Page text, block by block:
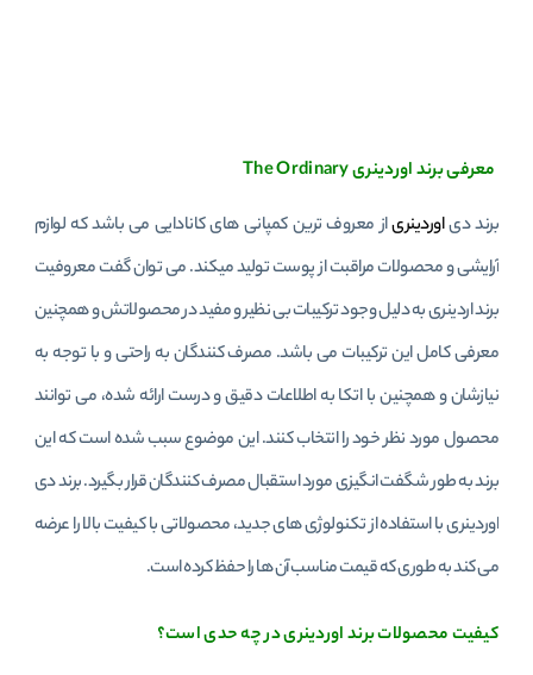
معرفی برند اوردینری The Ordinary
برند دیاوردینریاز معروف ترین کمپانی های کانادایی می باشد که لوازم
آرایشی و محصولات مراقبت از پوست تولید میکند. می توان گفت معروفیت
برند اردینری به دلیل وجود ترکیبات بی نظیر و مفید در محصولاتش و همچنین
معرفی کامل این ترکیبات می باشد. مصرف کنندگان به راحتی و با توجه به
نیازشان و همچنین با اتکا به اطلاعات دقیق و درست ارائه شده، می توانند
محصول مورد نظر خود را انتخاب کنند. این موضوع سبب شده است که این
برند به طور شگفت انگیزی مورد استقبال مصرف کنندگان قرار بگیرد. برند دی
اوردینری با استفاده از تکنولوژی های جدید، محصولاتی با کیفیت بالا را عرضه
می کند به طوری که قیمت مناسب آن ها را حفظ کرده است.
کیفیت محصولات برند اوردینری در چه حدی است؟